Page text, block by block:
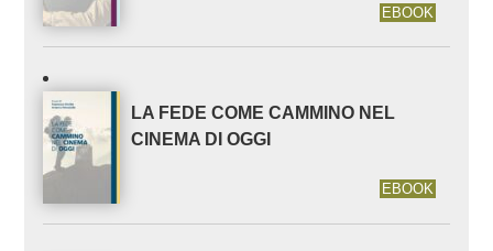
EBOOK
LA FEDE COME CAMMINO NEL
CINEMA DI OGGI
EBOOK